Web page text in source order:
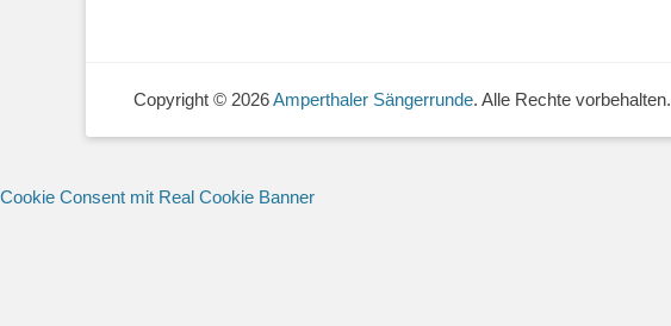
Copyright © 2026Amperthaler Sängerrunde. Alle Rechte vorbehalten.
Cookie Consent mit Real Cookie Banner